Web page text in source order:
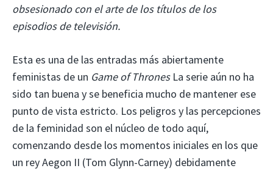
obsesionado con el arte de los títulos de los
episodios de televisión.
Esta es una de las entradas más abiertamente
feministas de un Game of ThronesLa serie aún no ha
sido tan buena y se beneficia mucho de mantener ese
punto de vista estricto. Los peligros y las percepciones
de la feminidad son el núcleo de todo aquí,
comenzando desde los momentos iniciales en los que
un rey Aegon II (Tom Glynn-Carney) debidamente